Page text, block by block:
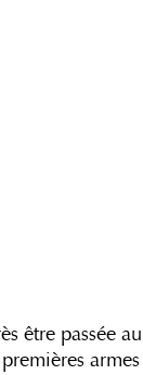
être passée
premières